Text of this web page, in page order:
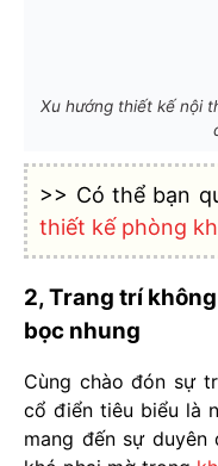
Xu hướng thiết kế nội
>> Có thể bạn
thiết kế phòng
2, Trang trí
bọc nhung
Cùng chào đón sự
cổ điển tiêu biểu là
mang đến sự